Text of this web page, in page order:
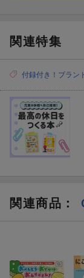
関連特集
付録付き！ブラン
関連商品 ：